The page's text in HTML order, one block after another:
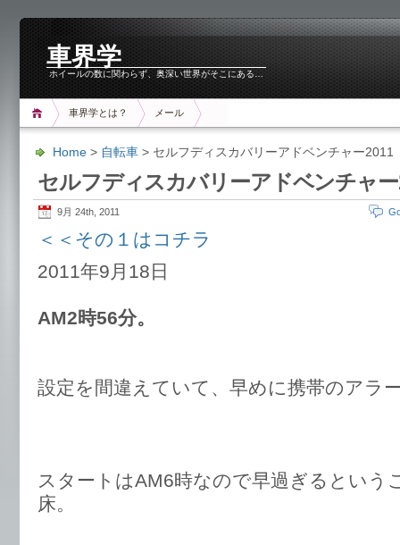
車界学
ホイールの数に関わらず、奥深い世界がそこにある…
車界学とは？ メール
Home > 自転車 > セルフディスカバリーアドベンチャー
セルフディスカバリーアドベンチャ
9月 24th, 2011
＜＜その１はコチラ
2011年9月18日
AM2時56分。
設定を間違えていて、早めに携帯のアラ
スタートはAM6時なので早過ぎるという
床。